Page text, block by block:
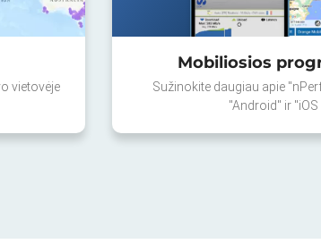
vietovėje
Mobiliosios
Sužinokite daugiau apie
"Android" ir "iOS